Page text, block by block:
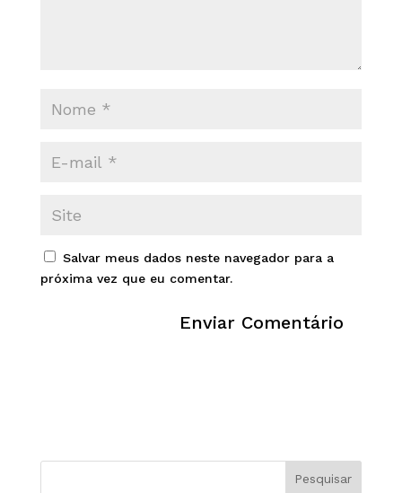
Salvar meus dados neste navegador para a
próxima vez que eu comentar.
Pesquisar